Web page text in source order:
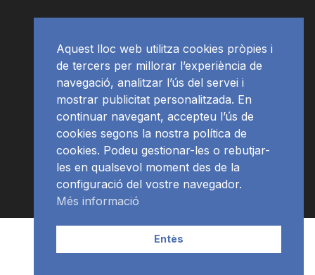
APP Programació
Aquest lloc web utilitza cookies pròpies i
de tercers per millorar l’experiència de
navegació, analitzar l’ús del servei i
mostrar publicitat personalitzada. En
continuar navegant, accepteu l’ús de
cookies segons la nostra política de
cookies. Podeu gestionar-les o rebutjar-
les en qualsevol moment des de la
configuració del vostre navegador.
Més informació
Entès